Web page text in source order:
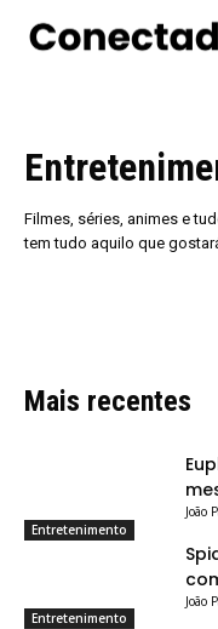
Filmes, séries, animes e
tem tudo aquilo que
Mais recentes
Entretenimento
João
Entretenimento
João